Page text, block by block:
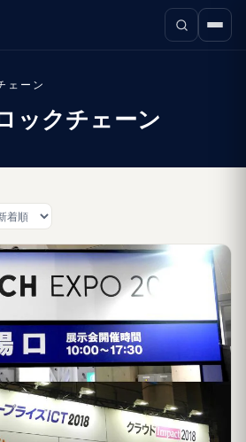
ェーン
ックチェーン